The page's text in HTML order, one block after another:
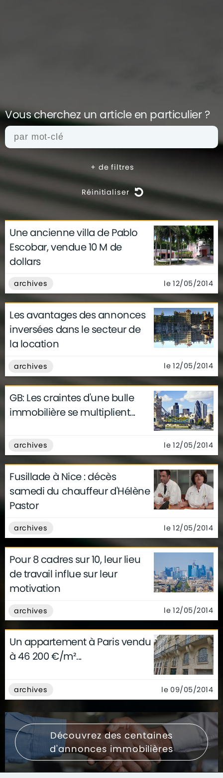
Vous cherchez un article en particulier ?
+ de filtres
Réinitialiser
actualités architecture
archives
conseils
déco finance
gouvernement
infographie
technologie
Une ancienne villa de Pablo
Escobar, vendue 10 M de
dollars
archives le 12/05/2014
Les avantages des annonces
inversées dans le secteur de
la location
archives le 12/05/2014
GB: Les craintes d'une bulle
immobilière se multiplient...
archives le 12/05/2014
Fusillade à Nice : décès
samedi du chauffeur d'Hélène
Pastor
archives le 12/05/2014
Pour 8 cadres sur 10, leur lieu
de travail influe sur leur
motivation
archives le 12/05/2014
Un appartement à Paris vendu
à 46 200 €/m²...
archives le 09/05/2014
Découvrez des centaines
d'annonces immobilières